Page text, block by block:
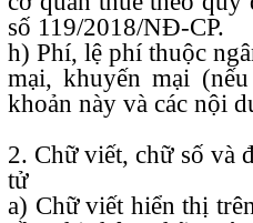
số 119/2018/NĐ-CP.
h) Phí, lệ phí thuộc
mại, khuyến mại
khoản này và các nội
2. Chữ viết, chữ số và
tử
a) Chữ viết hiển thị